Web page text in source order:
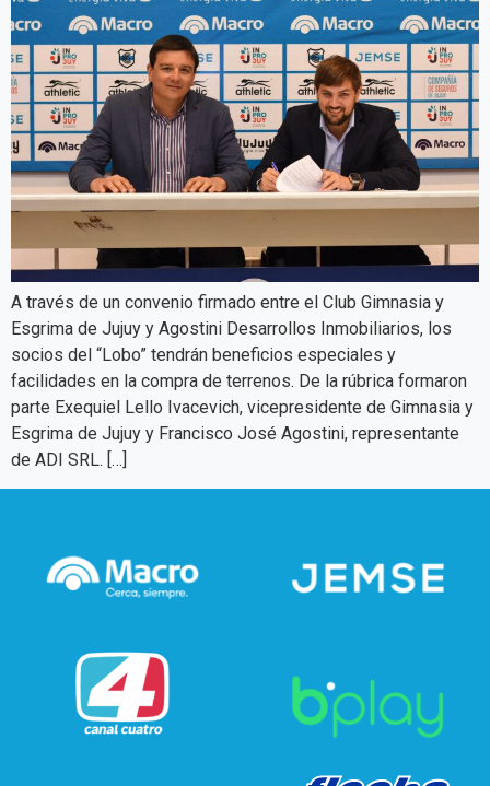
A través de un convenio firmado entre el Club Gimnasia y
Esgrima de Jujuy y Agostini Desarrollos Inmobiliarios, los
socios del “Lobo” tendrán beneficios especiales y
facilidades en la compra de terrenos. De la rúbrica formaron
parte Exequiel Lello Ivacevich, vicepresidente de Gimnasia y
Esgrima de Jujuy y Francisco José Agostini, representante
de ADI SRL. […]